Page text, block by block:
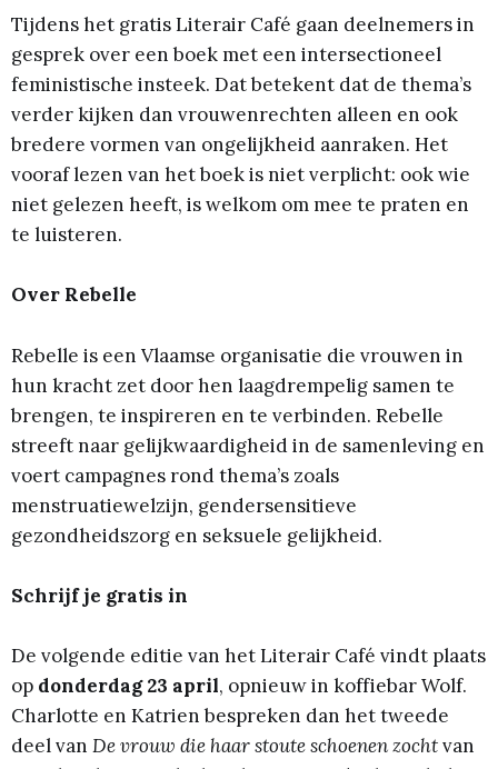
Tijdens het gratis Literair Café gaan deelnemers in
gesprek over een boek met een intersectioneel
feministische insteek. Dat betekent dat de thema’s
verder kijken dan vrouwenrechten alleen en ook
bredere vormen van ongelijkheid aanraken. Het
vooraf lezen van het boek is niet verplicht: ook wie
niet gelezen heeft, is welkom om mee te praten en
te luisteren.
Over Rebelle
Rebelle is een Vlaamse organisatie die vrouwen in
hun kracht zet door hen laagdrempelig samen te
brengen, te inspireren en te verbinden. Rebelle
streeft naar gelijkwaardigheid in de samenleving en
voert campagnes rond thema’s zoals
menstruatiewelzijn, gendersensitieve
gezondheidszorg en seksuele gelijkheid.
Schrijf je gratis in
De volgende editie van het Literair Café vindt plaats
op donderdag 23 april, opnieuw in koffiebar Wolf.
Charlotte en Katrien bespreken dan het tweede
deel van De vrouw die haar stoute schoenen zochtvan